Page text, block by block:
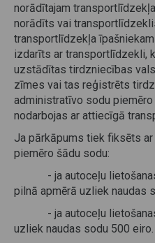
norādītajam
norādīts vai
transportlīdzekļa
izdarīts ar transportlīdzekli,
uzstādītas tirdzniecības
zīmes vai tas reģistrēts
administratīvo sodu
nodarbojas ar attiecīgā
Ja pārkāpums tiek fiksēts
piemēro šādu sodu:
- ja autoceļu lietošanas
pilnā apmērā uzliek naudas
- ja autoceļu lietošanas
uzliek naudas sodu 500 eiro.